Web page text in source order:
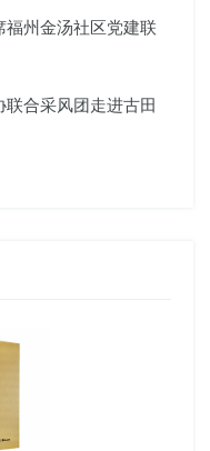
州金汤社区党建联
合采风团走进古田